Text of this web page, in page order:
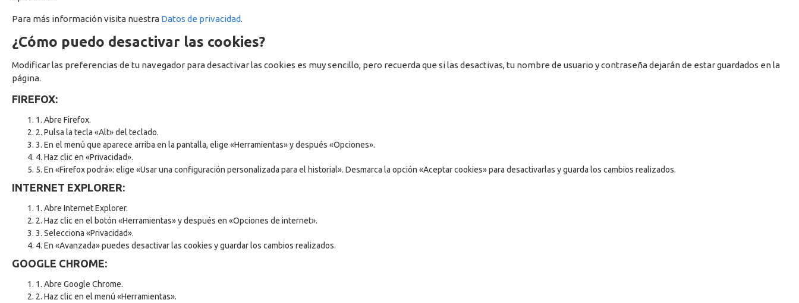
Para más información visita nuestra Datos de privacidad.
¿Cómo puedo desactivar las cookies?
Modificar las preferencias de tu navegador para desactivar las cookies es muy sencillo, pero recuerda que si las desactivas, tu nombre de usuario y contraseña dejarán de estar guardados en la
página.
FIREFOX:
1. Abre Firefox.
2. Pulsa la tecla «Alt» del teclado.
3. En el menú que aparece arriba en la pantalla, elige «Herramientas» y después «Opciones».
4. Haz clic en «Privacidad».
5. En «Firefox podrá»: elige «Usar una configuración personalizada para el historial». Desmarca la opción «Aceptar cookies» para desactivarlas y guarda los cambios realizados.
INTERNET EXPLORER:
1. Abre Internet Explorer.
2. Haz clic en el botón «Herramientas» y después en «Opciones de internet».
3. Selecciona «Privacidad».
4. En «Avanzada» puedes desactivar las cookies y guardar los cambios realizados.
GOOGLE CHROME:
1. Abre Google Chrome.
2. Haz clic en el menú «Herramientas».